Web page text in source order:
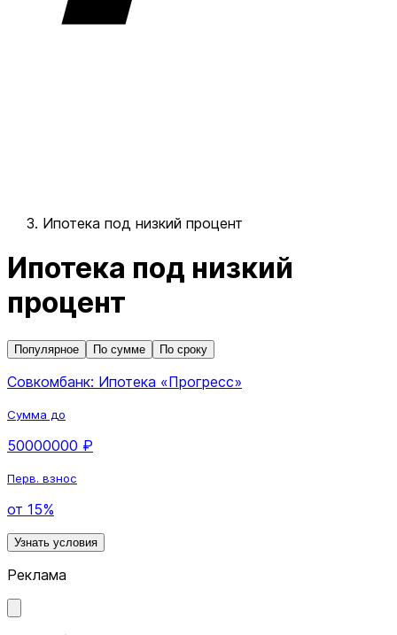
Ипотека под низкий процент
Ипотека под низкий
процент
Популярное По сумме По сроку
Совкомбанк: Ипотека «Прогресс»
Сумма до
50000000 ₽
Перв. взнос
от 15%
Узнать условия
Реклама